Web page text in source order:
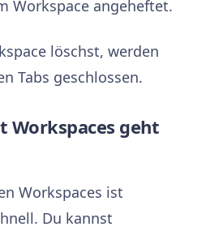
Workspace angeheftet.
löschst, werden
Tabs geschlossen.
Workspaces geht
Workspaces ist
Du kannst